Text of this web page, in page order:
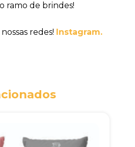
ramo de brindes!
redes! Instagram.